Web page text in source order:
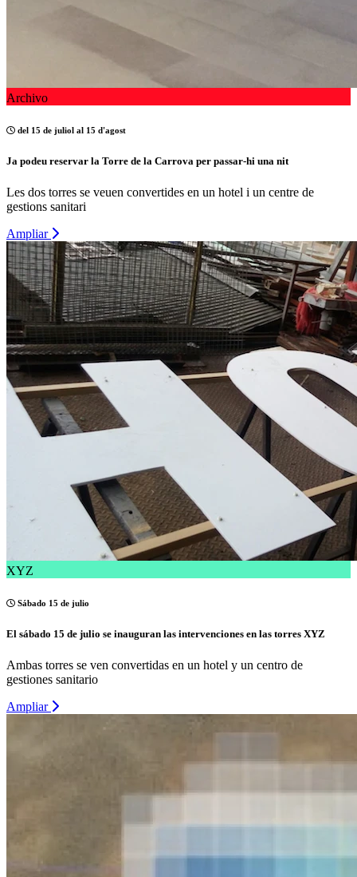
Archivo
del 15 de juliol al 15 d'agost
Ja podeu reservar la Torre de la Carrova per passar-hi una nit
Les dos torres se veuen convertides en un hotel i un centre de
gestions sanitari
Ampliar
XYZ
Sábado 15 de julio
El sábado 15 de julio se inauguran las intervenciones en las torres XYZ
Ambas torres se ven convertidas en un hotel y un centro de
gestiones sanitario
Ampliar